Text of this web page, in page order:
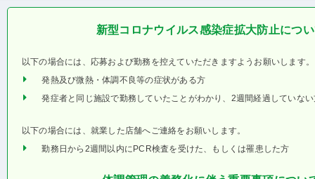
新型コロナウイルス感染症拡大防止につ
以下の場合には、応募および勤務を控えていただきますようお願いします。
発熱及び微熱・体調不良等の症状がある方
発症者と同じ施設で勤務していたことがわかり、2週間経過していな
以下の場合には、就業した店舗へご連絡をお願いします。
勤務日から2週間以内にPCR検査を受けた、もしくは罹患した方